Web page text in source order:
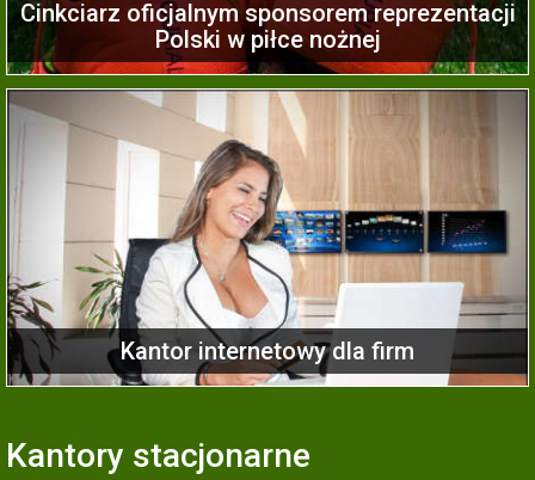
Cinkciarz oficjalnym sponsorem reprezentacji
Polski w piłce nożnej
Kantor internetowy dla firm
Kantory stacjonarne